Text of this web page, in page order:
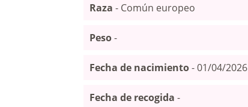
Raza - Común europeo
Peso-
Fecha de nacimiento- 01/04/2026
Fecha de recogida -